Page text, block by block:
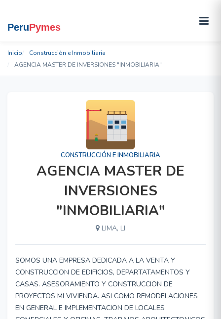
Inicio
Construcción e Inmobiliaria
AGENCIA MASTER DE INVERSIONES "INMOBILIARIA"
CONSTRUCCIÓN E INMOBILIARIA
AGENCIA MASTER DE
INVERSIONES
"INMOBILIARIA"
LIMA, LI
SOMOS UNA EMPRESA DEDICADA A LA VENTA Y
CONSTRUCCION DE EDIFICIOS, DEPARTATAMENTOS Y
CASAS. ASESORAMIENTO Y CONSTRUCCION DE
PROYECTOS MI VIVIENDA. ASI COMO REMODELACIONES
EN GENERAL E IMPLEMENTACION DE LOCALES